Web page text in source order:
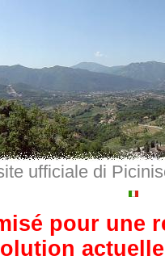
ufficiale di
pour une